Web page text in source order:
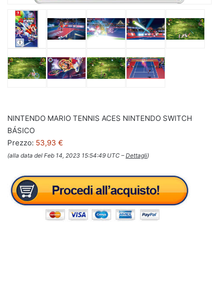
NINTENDO MARIO TENNIS ACES NINTENDO SWITCH
BÁSICO
Prezzo: 53,93 €
(alla data del Feb 14, 2023 15:54:49 UTC –Dettagli)